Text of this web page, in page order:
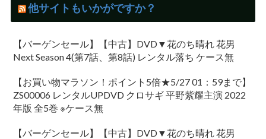
他サイトもいかがですか？
【バーゲンセール】【中古】DVD▼花のち晴れ 花男
Next Season 4(第7話、第8話) レンタル落ち ケース無
【お買い物マラソン！ポイント5倍★5/27 01：59まで】
ZS00006 レンタルUPDVD クロサギ 平野紫耀主演 2022
年版 全5巻 ※ケース無
【バーゲンセール】【中古】DVD▼花のち晴れ 花男